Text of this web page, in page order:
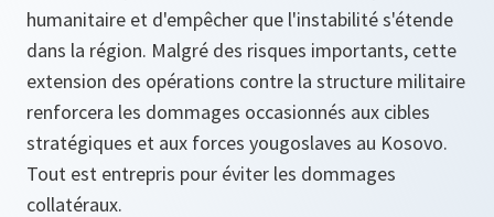
humanitaire et d'empêcher que l'instabilité s'étende
dans la région. Malgré des risques importants, cette
extension des opérations contre la structure militaire
renforcera les dommages occasionnés aux cibles
stratégiques et aux forces yougoslaves au Kosovo.
Tout est entrepris pour éviter les dommages
collatéraux.